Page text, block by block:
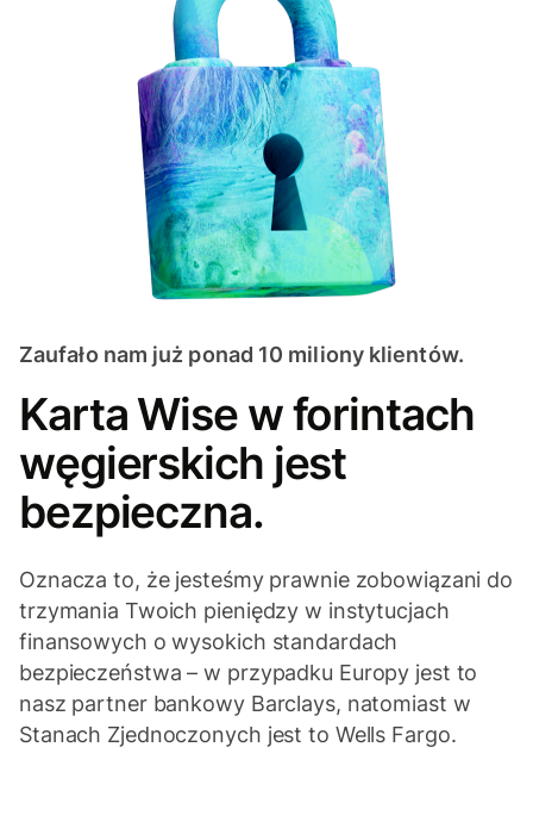
Karta Wise w forintach
węgierskich jest
bezpieczna.
Zaufało nam już ponad 10 miliony klientów.
Oznacza to, że jesteśmy prawnie zobowiązani do
trzymania Twoich pieniędzy w instytucjach
finansowych o wysokich standardach
bezpieczeństwa – w przypadku Europy jest to
nasz partner bankowy Barclays, natomiast w
Stanach Zjednoczonych jest to Wells Fargo.